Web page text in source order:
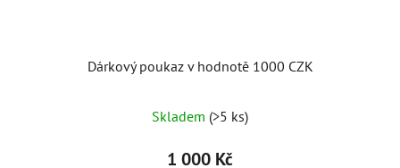
Dárkový poukaz v hodnotě 1000 CZK
Skladem (>5 ks)
1 000 Kč